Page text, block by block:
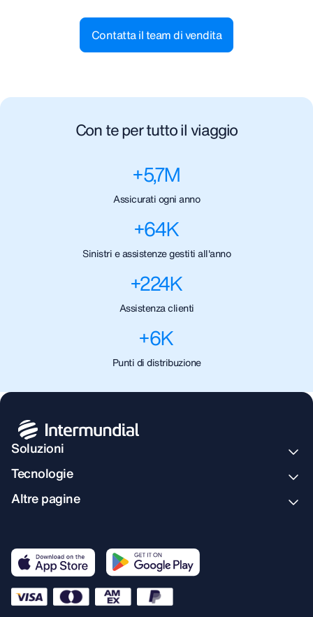
Contatta il team di vendita
Con te per tutto il viaggio
+5,7M
Assicurati ogni anno
+64K
Sinistri e assistenze gestiti all'anno
+224K
Assistenza clienti
+6K
Punti di distribuzione
Soluzioni
Tecnologie
Altre pagine